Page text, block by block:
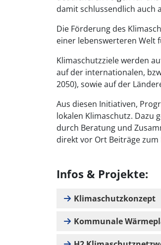
damit schlussendlich auch
Die Förderung des
einer lebenswerteren Welt
Klimaschutzziele werden
auf der internationalen,
2050), sowie auf der
Aus diesen Initiativen,
lokalen Klimaschutz. Dazu
durch Beratung und
direkt vor Ort Beiträge
Infos & Projekte:
Klimaschutzkonzept
Kommunale